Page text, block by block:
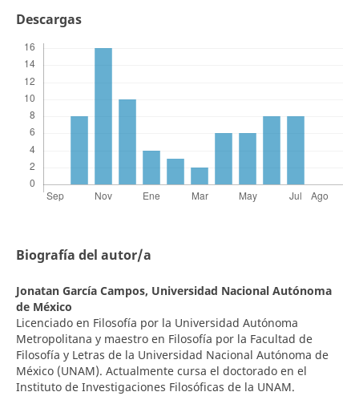
Descargas
Biografía del autor/a
Jonatan García Campos, Universidad Nacional Autónoma
de México
Licenciado en Filosofía por la Universidad Autónoma
Metropolitana y maestro en Filosofía por la Facultad de
Filosofía y Letras de la Universidad Nacional Autónoma de
México (UNAM). Actualmente cursa el doctorado en el
Instituto de Investigaciones Filosóficas de la UNAM.